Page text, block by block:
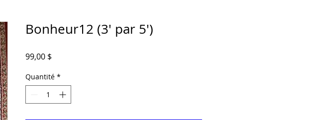
Bonheur12 (3' par 5')
99,00 $
Quantité *